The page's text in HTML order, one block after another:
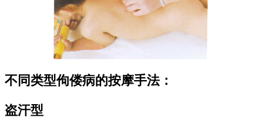
不同类型佝偻病的按摩手法：
盗汗型